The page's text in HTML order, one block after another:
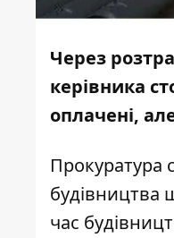
Через
керівника
оплачені,
Прокуратура
будівництва
час